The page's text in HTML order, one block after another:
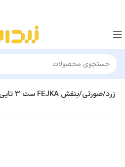
ست 3 تایی گلدان و گل مصنوعی ایکیا FEJKA زرد/صورتی/بنفش